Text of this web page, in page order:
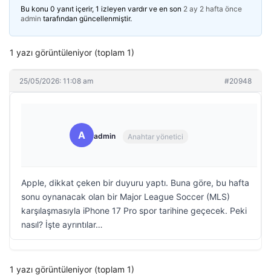
Bu konu 0 yanıt içerir, 1 izleyen vardır ve en son 2 ay 2 hafta önce
admin tarafından güncellenmiştir.
1 yazı görüntüleniyor (toplam 1)
25/05/2026: 11:08 am #20948
A admin Anahtar yönetici
Apple, dikkat çeken bir duyuru yaptı. Buna göre, bu hafta
sonu oynanacak olan bir Major League Soccer (MLS)
karşılaşmasıyla iPhone 17 Pro spor tarihine geçecek. Peki
nasıl? İşte ayrıntılar…
1 yazı görüntüleniyor (toplam 1)